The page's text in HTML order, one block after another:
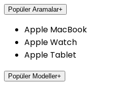
Popüler Aramalar+
Apple MacBook
Apple Watch
Apple Tablet
Popüler Modeller+